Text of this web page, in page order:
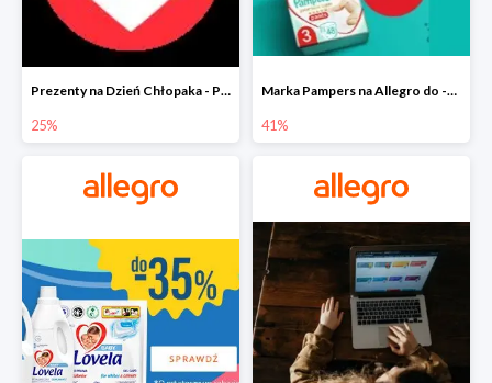
Prezenty na Dzień Chłopaka - Produkty SOXO do -25%
25%
Marka Pampers na Allegro do -41%
41%